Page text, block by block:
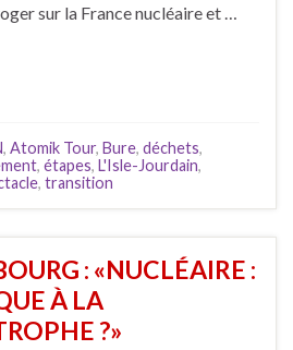
sur la France nucléaire et …
, Atomik Tour, Bure, déchets,
, étapes, L'Isle-Jourdain,
, transition
: «NUCLÉAIRE :
À LA
?»